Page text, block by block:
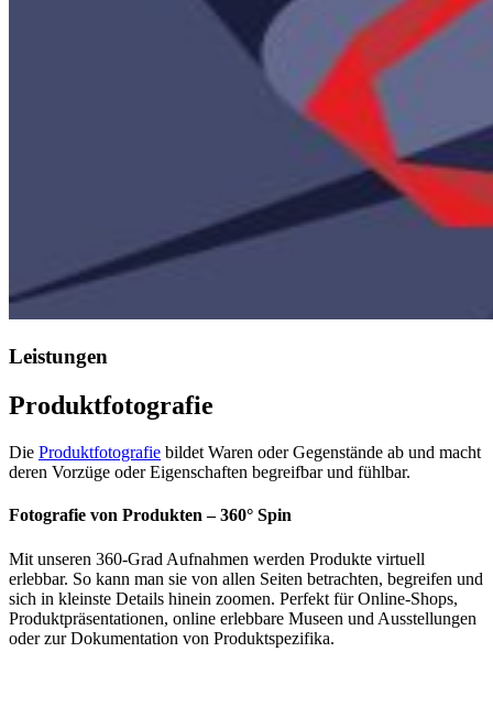
Leistungen
Produktfotografie
Die Produktfotografie bildet Waren oder Gegenstände ab und macht
deren Vorzüge oder Eigenschaften begreifbar und fühlbar.
Fotografie von Produkten – 360° Spin
Mit unseren 360-Grad Aufnahmen werden Produkte virtuell
erlebbar. So kann man sie von allen Seiten betrachten, begreifen und
sich in kleinste Details hinein zoomen. Perfekt für Online-Shops,
Produktpräsentationen, online erlebbare Museen und Ausstellungen
oder zur Dokumentation von Produktspezifika.